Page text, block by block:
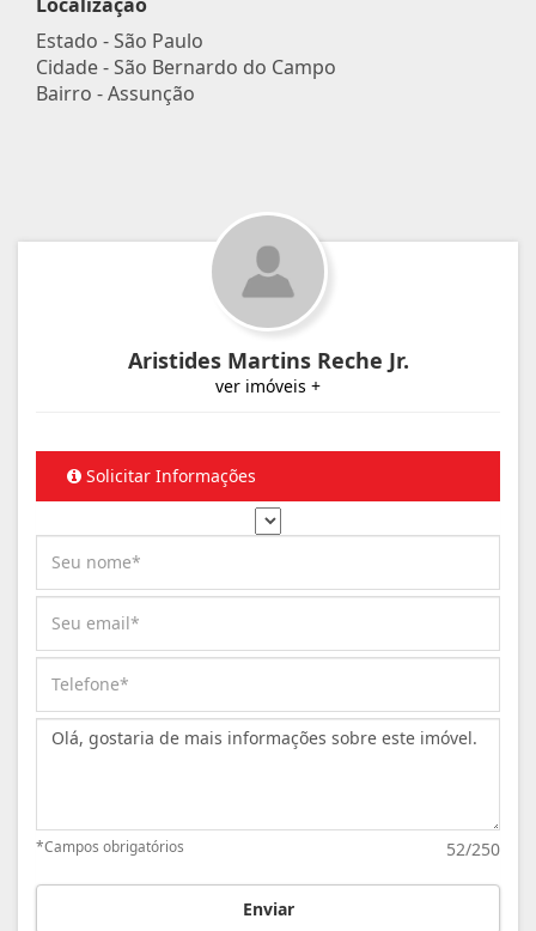
Estado -São Paulo
Cidade -São Bernardo do Campo
Bairro -Assunção
Aristides Martins Reche Jr.
ver imóveis +
Solicitar Informações
Mensagem:
52/250
*Campos obrigatórios
Enviar